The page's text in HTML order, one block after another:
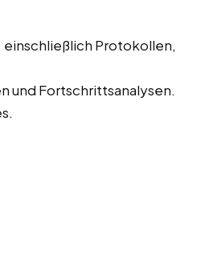
Protokollen,
und Fortschrittsanalysen.